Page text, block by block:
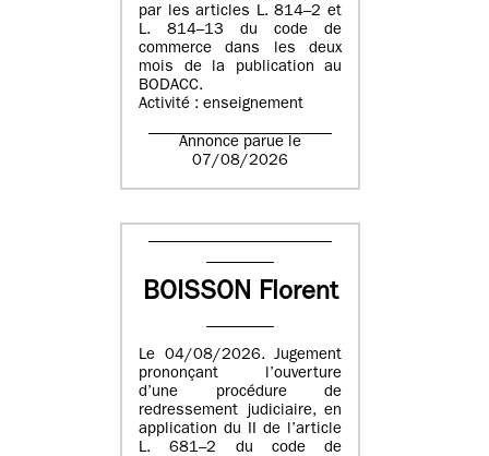
par les articles L. 814–2 et
L. 814–13 du code de
commerce dans les deux
mois de la publication au
BODACC.
Activité : enseignement
Annonce parue le
07/08/2026
BOISSON Florent
Le 04/08/2026. Jugement
prononçant l’ouverture
d’une procédure de
redressement judiciaire, en
application du II de l’article
L. 681–2 du code de